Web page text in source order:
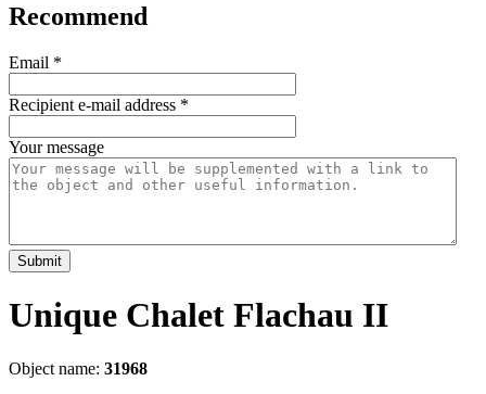
Recommend
Email *
Recipient e-mail address *
Your message
Submit
Unique Chalet Flachau II
Object name: 31968